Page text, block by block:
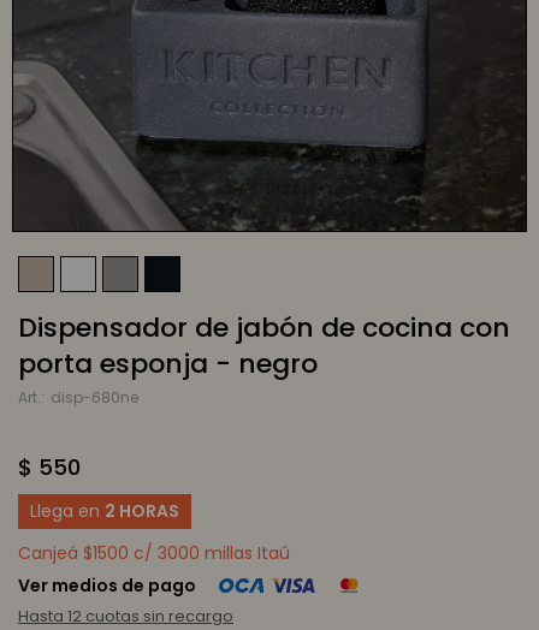
Dispensador de jabón de cocina con
porta esponja - negro
disp-680ne
$ 550
Canjeá $1500 c/ 3000 millas Itaú
Llega en 2 HORAS
Ver medios de pago
Hasta 12 cuotas sin recargo